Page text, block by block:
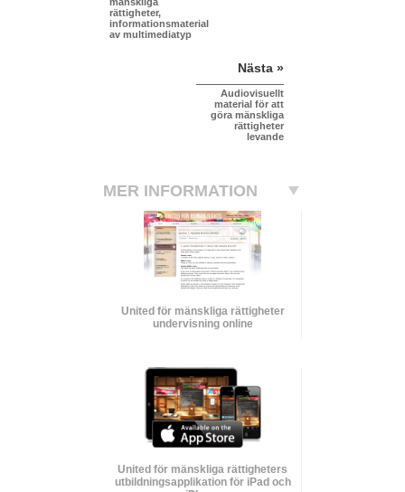
rättigheter,
informationsmaterial
av multimediatyp
Nästa »
Audiovisuellt
material för att
göra mänskliga
rättigheter
levande
MER INFORMATION
United för mänskliga rättigheter
undervisning online
United för mänskliga rättigheters
utbildnings­applikation för iPad och